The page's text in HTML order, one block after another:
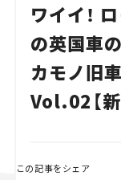
ワイイ！
の英国車
カモノ旧
Vol.02【新
この記事をシェア
Traffic
Special
Series